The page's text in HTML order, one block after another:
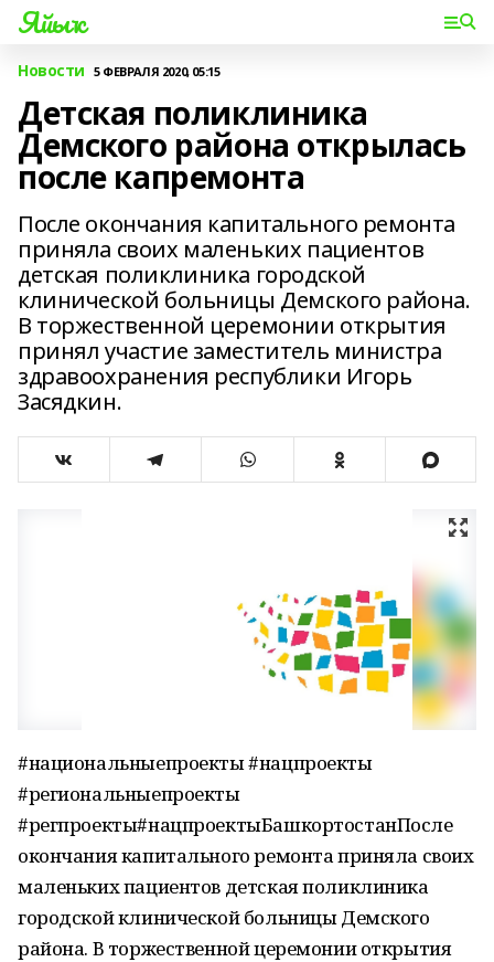
Яйыҡ
Новости 5 ФЕВРАЛЯ 2020, 05:15
Детская поликлиника
Демского района открылась
после капремонта
После окончания капитального ремонта
приняла своих маленьких пациентов
детская поликлиника городской
клинической больницы Демского района.
В торжественной церемонии открытия
принял участие заместитель министра
здравоохранения республики Игорь
Засядкин.
#национальныепроекты #нацпроекты
#региональныепроекты
#регпроекты#нацпроектыБашкортостанПосле
окончания капитального ремонта приняла своих
маленьких пациентов детская поликлиника
городской клинической больницы Демского
района. В торжественной церемонии открытия